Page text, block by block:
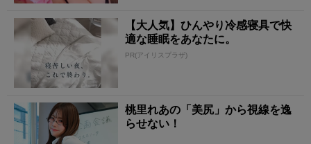
【大人気】ひんやり冷感寝具で快
適な睡眠をあなたに。
PR(アイリスプラザ)
桃里れあの「美尻」から視線を逸
らせない！